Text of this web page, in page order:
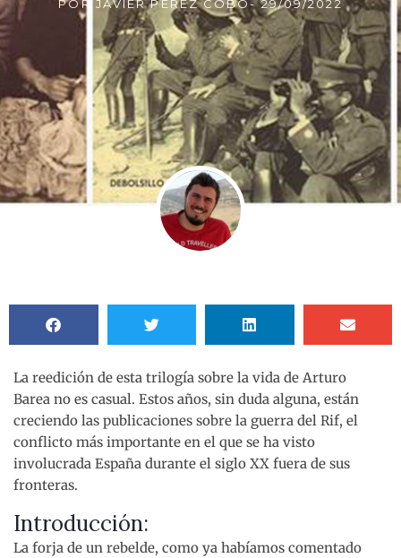
POR JAVIER PÉREZ COBO- 29/09/2022
La reedición de esta trilogía sobre la vida de Arturo
Barea no es casual. Estos años, sin duda alguna, están
creciendo las publicaciones sobre la guerra del Rif, el
conflicto más importante en el que se ha visto
involucrada España durante el siglo XX fuera de sus
fronteras.
Introducción:
La forja de un rebelde, como ya habíamos comentado